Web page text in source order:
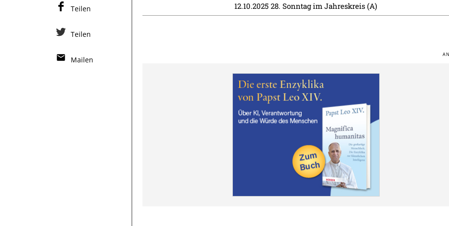
12.10.2025 28. Sonntag im Jahreskreis (A)
Teilen
Teilen
Mailen